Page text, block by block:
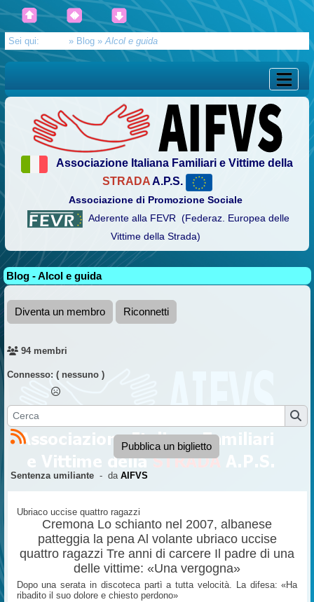
Sei qui: » Blog »Alcol e guida
Associazione Italiana Familiari e Vittime della
STRADAA.P.S.
Associazione di Promozione Sociale
Aderente alla FEVR (Federaz. Europea delle
Vittime della Strada)
Blog - Alcol e guida
Diventa un membro Riconnetti
94 membri
Connesso: ( nessuno )
Pubblica un biglietto
Sentenza umiliante - da AIFVS
Ubriaco uccise quattro ragazzi
Cremona Lo schianto nel 2007, albanese
patteggia la pena Al volante ubriaco uccise
quattro ragazzi Tre anni di carcere Il padre di una
delle vittime: «Una vergogna»
Dopo una serata in discoteca partì a tutta velocità. La difesa: «Ha
ribadito il suo dolore e chiesto perdono»